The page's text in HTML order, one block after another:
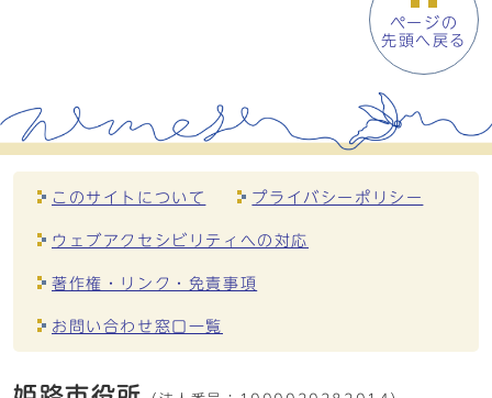
ページの
先頭へ戻る
このサイトについて プライバシーポリシー
ウェブアクセシビリティへの対応
著作権・リンク・免責事項
お問い合わせ窓口一覧